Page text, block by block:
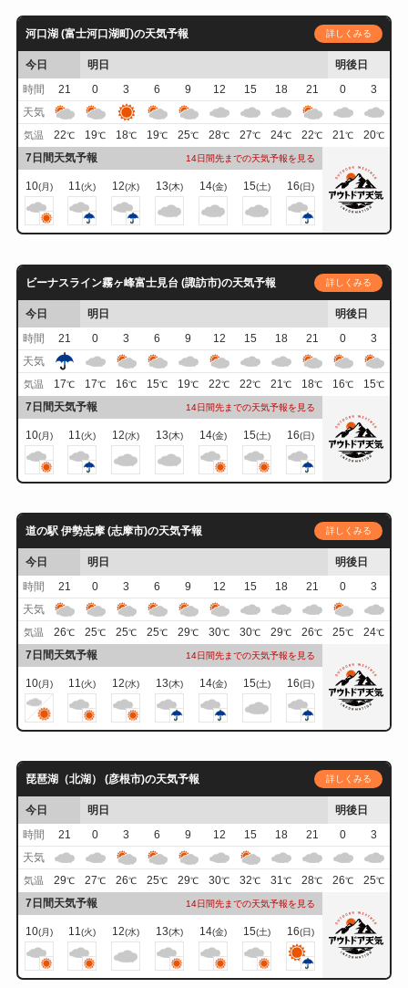
河口湖 (富士河口湖町)の天気予報 詳しくみる
今日 明日
明後日
時間
21 0 3 6 9 12 15 18 21 0
3
天気
気温 22℃ 19℃ 18℃ 19℃ 25℃ 28℃ 27℃ 24℃ 22℃ 21℃ 20℃
7日間天気予報 14日間先までの天気予報を見る
10(月) 11(火) 12(水) 13(木) 14(金) 15(土) 16(日)
ビーナスライン霧ヶ峰富士見台 (諏訪市)の天気予報 詳しくみる
今日 明日
明後日
時間
21 0 3 6 9 12 15 18 21 0
3
天気
気温 17℃ 17℃ 16℃ 15℃ 19℃ 22℃ 22℃ 21℃ 18℃ 16℃ 15℃
7日間天気予報 14日間先までの天気予報を見る
10(月) 11(火) 12(水) 13(木) 14(金) 15(土) 16(日)
道の駅 伊勢志摩 (志摩市)の天気予報 詳しくみる
今日 明日
明後日
時間
21 0 3 6 9 12 15 18 21 0
3
天気
気温 26℃ 25℃ 25℃ 25℃ 29℃ 30℃ 30℃ 29℃ 26℃ 25℃ 24℃
7日間天気予報 14日間先までの天気予報を見る
10(月) 11(火) 12(水) 13(木) 14(金) 15(土) 16(日)
琵琶湖（北湖） (彦根市)の天気予報 詳しくみる
今日 明日
明後日
時間
21 0 3 6 9 12 15 18 21 0
3
天気
気温 29℃ 27℃ 26℃ 25℃ 29℃ 30℃ 32℃ 31℃ 28℃ 26℃ 25℃
7日間天気予報 14日間先までの天気予報を見る
10(月) 11(火) 12(水) 13(木) 14(金) 15(土) 16(日)